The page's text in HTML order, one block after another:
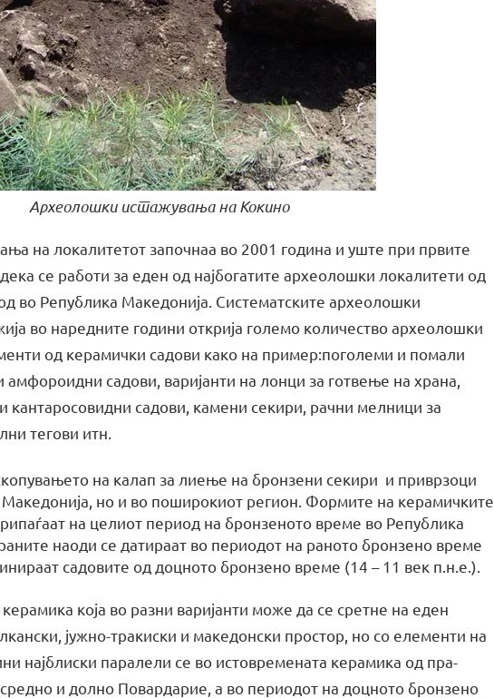
Археолошки истажувања на Кокино
на локалитетот започнаа во 2001 година и уште при првите
се работи за еден од најбогатите археолошки локалитети од
во Република Македонија. Систематските археолошки
во наредните години открија големо количество археолошки
од керамички садови како на пример:поголеми и помали
садови, варијанти на лонци за готвење на храна,
садови, камени секири, рачни мелници за
тегови итн.
на калап за лиење на бронзени секири и приврзоци
Македонија, но и во поширокиот регион. Формите на керамичките
на целиот период на бронзеното време во Република
наоди се датираат во периодот на раното бронзено време
садовите од доцното бронзено време (14 – 11 век п.н.е.).
која во разни варијанти може да се сретне на еден
јужно-тракиски и македонски простор, но со елементи на
најблиски паралели се во истовремената керамика од пра-
и долно Повардарие, а во периодот на доцното бронзено